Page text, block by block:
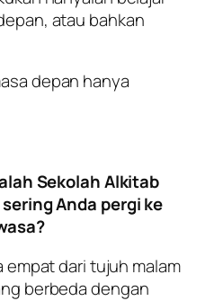
atau bahkan
depan hanya
Sekolah Alkitab
Anda pergi ke
empat dari tujuh malam
berbeda dengan